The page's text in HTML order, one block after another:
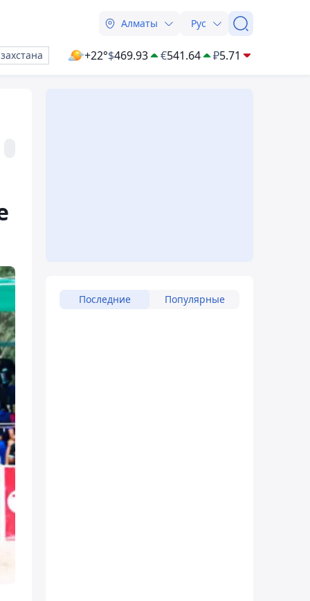
Алматы Рус
+22°$469.93 €541.64 ₽5.71
Последние Популярные